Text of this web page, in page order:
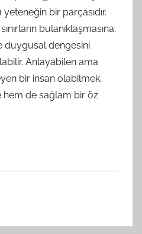
M
t
a
r
a
f
bir parçasıdır.
bulanıklaşmasına,
duygusal dengesini
Anlayabilen ama
bir insan olabilmek,
hem de sağlam bir öz